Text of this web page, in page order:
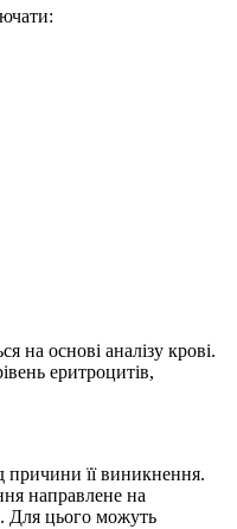
на основі аналізу крові.
еритроцитів,
причини її виникнення.
направлене на
Для цього можуть